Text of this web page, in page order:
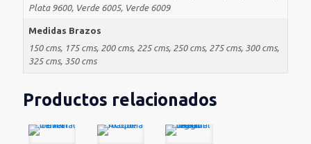
Plata 9600, Verde 6005, Verde 6009
Medidas Brazos
150 cms, 175 cms, 200 cms, 225 cms, 250 cms, 275 cms, 300 cms,
325 cms, 350 cms
Productos relacionados